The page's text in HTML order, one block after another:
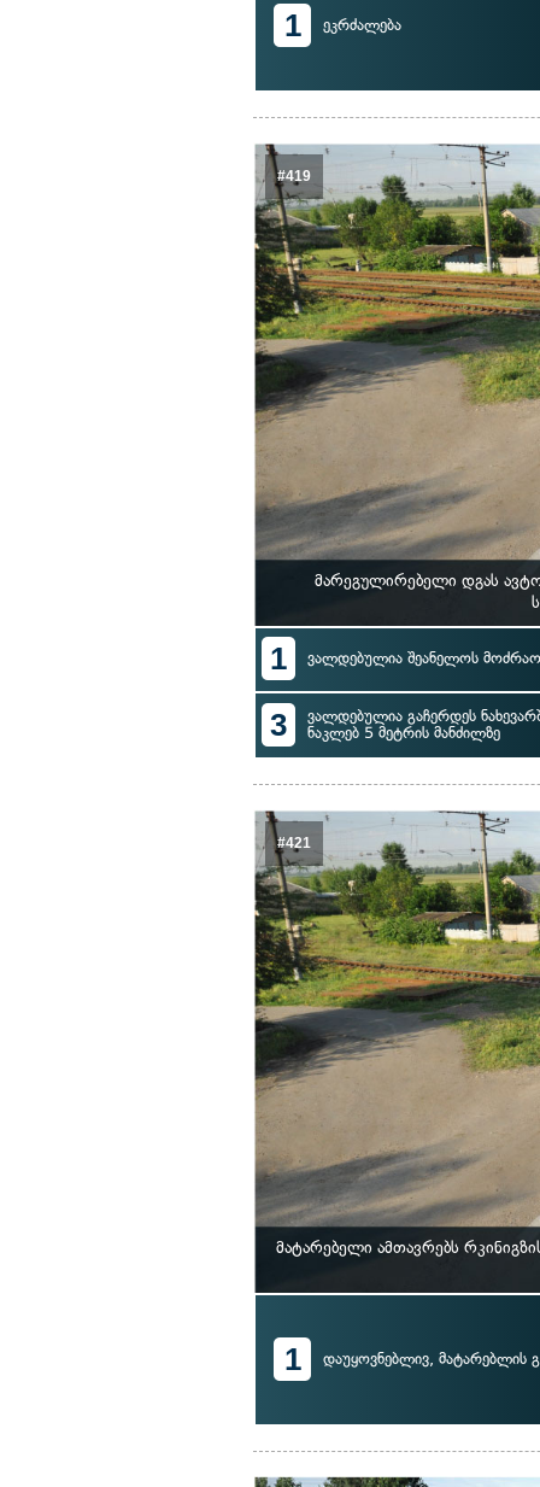
1 ეკრძალება
#419
მარეგულირებელი დგას
1 ვალდებულია შეანელოს
3
ვალდებულია გაჩერდეს
ნაკლებ 5 მეტრის მანძილზე
#421
მატარებელი ამთავრებს
1 დაუყოვნებლივ, მატარებლის